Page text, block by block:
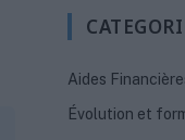
Aides
Évolution et